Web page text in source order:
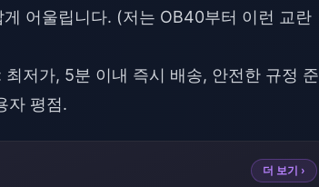
어울립니다. (저는 OB40부터 이런 교란
저가, 5분 이내 즉시 배송, 안전한 규정 준
자 평점.
더 보기 ›